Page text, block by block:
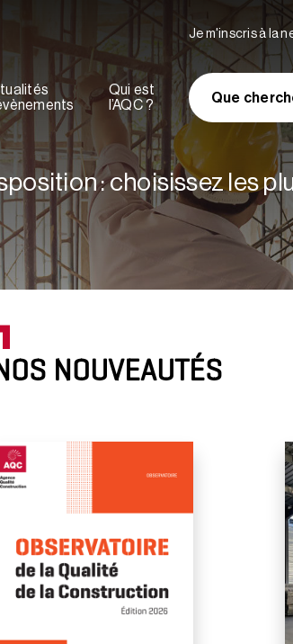
Qui est
l’AQC ?
Je m'inscris à la
Que
: choisissez les
NOUVEAUTÉS